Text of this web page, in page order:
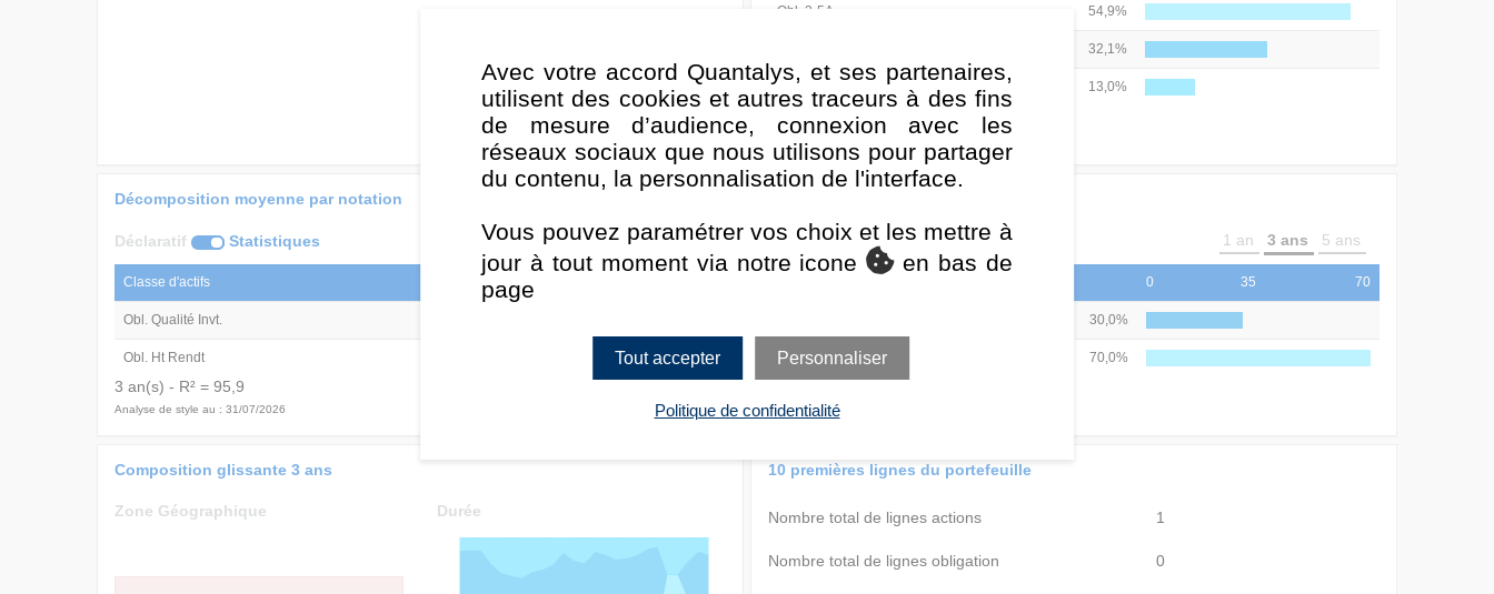
Obl. 3-5A 54,9%
32,1%
Obl. 10A+ 13,0%
3 an(s) - R² = 94,5
Décomposition moyenne par notation
Déclaratif Statistiques 1 an 3 ans 5 ans
Classe d'actifs 0
Obl. Qualité Invt.
Obl. Ht Rendt
3 an(s) - R² = 95,9
Analyse de style au : 31/07/2026
Déclaratif Statistiques 1 an 3 ans 5 ans
0 35 70
30,0%
Obl. Secteur Privé 70,0%
Analyse de style au : 31/07/2026
Composition glissante 3 ans
Zone Géographique Durée
10 premières lignes du portefeuille
Nombre total de lignes actions 1
Nombre total de lignes obligation 0
Avec votre accord Quantalys, et ses partenaires,
utilisent des cookies et autres traceurs à des fins
de mesure d’audience, connexion avec les
réseaux sociaux que nous utilisons pour partager
du contenu, la personnalisation de l'interface.
Vous pouvez paramétrer vos choix et les mettre à
jour à tout moment via notre icone
en bas de
page
Tout accepter Personnaliser
Politique de confidentialité